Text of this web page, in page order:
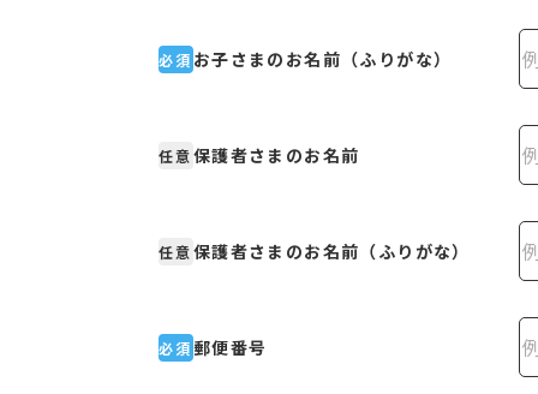
必須 お子さまのお名前（ふりがな）
任意保護者さまのお名前
任意保護者さまのお名前（ふりがな）
必須郵便番号